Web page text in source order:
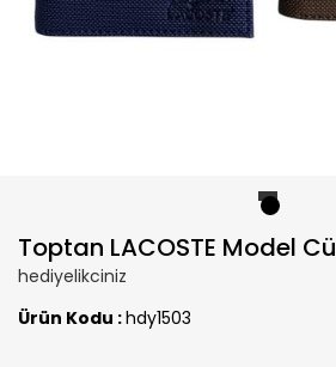
Toptan LACOSTE Model
hediyelikciniz
Ürün Kodu :hdy1503